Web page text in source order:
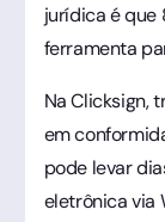
jurídica é que
ferramenta
Na Clicksign,
em
pode levar
eletrônica via